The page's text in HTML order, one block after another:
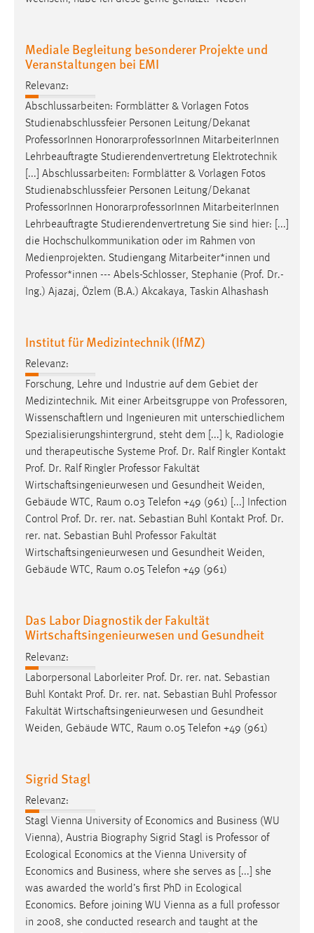
Mediale Begleitung besonderer Projekte und
Veranstaltungen bei EMI
Relevanz:
Abschlussarbeiten: Formblätter & Vorlagen Fotos
Studienabschlussfeier Personen Leitung/Dekanat
Professor Innen HonorarprofessorInnen MitarbeiterInnen
Lehrbeauftragte Studierendenvertretung Elektrotechnik
[...] Abschlussarbeiten: Formblätter & Vorlagen Fotos
Studienabschlussfeier Personen Leitung/Dekanat
Professor Innen HonorarprofessorInnen MitarbeiterInnen
Lehrbeauftragte Studierendenvertretung Sie sind hier: [...]
die Hochschulkommunikation oder im Rahmen von
Medienprojekten. Studiengang Mitarbeiter*innen und
Professor*innen --- Abels-Schlosser, Stephanie (Prof. Dr.-
Ing.) Ajazaj, Özlem (B.A.) Akcakaya, Taskin Alhashash
Institut für Medizintechnik (IfMZ)
Relevanz:
Forschung, Lehre und Industrie auf dem Gebiet der
Medizintechnik. Mit einer Arbeitsgruppe von Professoren,
Wissenschaftlern und Ingenieuren mit unterschiedlichem
Spezialisierungshintergrund, steht dem [...] k, Radiologie
und therapeutische Systeme Prof. Dr. Ralf Ringler Kontakt
Prof. Dr. Ralf Ringler Professor Fakultät
Wirtschaftsingenieurwesen und Gesundheit Weiden,
Gebäude WTC, Raum 0.03 Telefon +49 (961) [...] Infection
Control Prof. Dr. rer. nat. Sebastian Buhl Kontakt Prof. Dr.
rer. nat. Sebastian Buhl Professor Fakultät
Wirtschaftsingenieurwesen und Gesundheit Weiden,
Gebäude WTC, Raum 0.05 Telefon +49 (961)
Das Labor Diagnostik der Fakultät
Wirtschaftsingenieurwesen und Gesundheit
Relevanz:
Laborpersonal Laborleiter Prof. Dr. rer. nat. Sebastian
Buhl Kontakt Prof. Dr. rer. nat. Sebastian Buhl Professor
Fakultät Wirtschaftsingenieurwesen und Gesundheit
Weiden, Gebäude WTC, Raum 0.05 Telefon +49 (961)
Sigrid Stagl
Relevanz:
Stagl Vienna University of Economics and Business (WU
Vienna), Austria Biography Sigrid Stagl is Professor of
Ecological Economics at the Vienna University of
Economics and Business, where she serves as [...] she
was awarded the world’s first PhD in Ecological
Economics. Before joining WU Vienna as a full professor
in 2008, she conducted research and taught at the
EXTERNE MEDIEN
Plattformen anzeigen zu können, werden von diesen
externen Medien Cookies gesetzt.
Vimeo